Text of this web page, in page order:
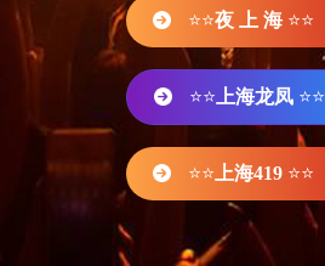
⭐⭐夜 上 海 ⭐⭐
⭐⭐ 上海龙凤 ⭐⭐
⭐⭐ 上海419 ⭐⭐